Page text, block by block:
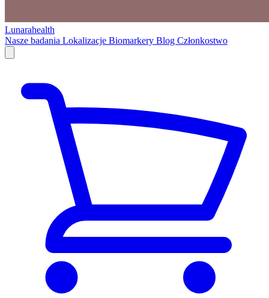
Lunarahealth
Nasze badania Lokalizacje Biomarkery Blog Członkostwo